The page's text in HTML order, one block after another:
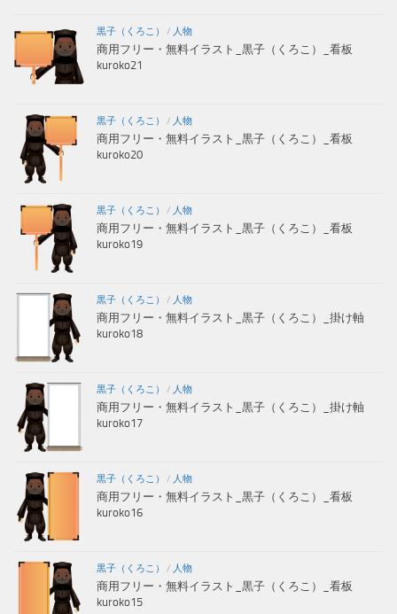
黒子（くろこ） / 人物
商用フリー・無料イラスト_黒子（くろこ）_看板
kuroko21
黒子（くろこ） / 人物
商用フリー・無料イラスト_黒子（くろこ）_看板
kuroko20
黒子（くろこ） / 人物
商用フリー・無料イラスト_黒子（くろこ）_看板
kuroko19
黒子（くろこ） / 人物
商用フリー・無料イラスト_黒子（くろこ）_掛け軸
kuroko18
黒子（くろこ） / 人物
商用フリー・無料イラスト_黒子（くろこ）_掛け軸
kuroko17
黒子（くろこ） / 人物
商用フリー・無料イラスト_黒子（くろこ）_看板
kuroko16
黒子（くろこ） / 人物
商用フリー・無料イラスト_黒子（くろこ）_看板
kuroko15